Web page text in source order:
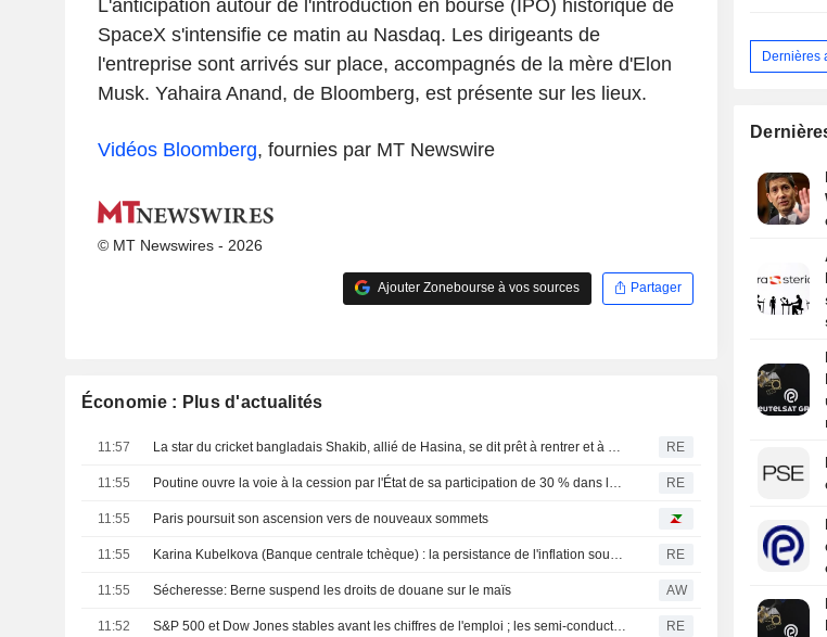
L'anticipation autour de l'introduction en bourse (IPO) historique de
SpaceX s'intensifie ce matin au Nasdaq. Les dirigeants de
l'entreprise sont arrivés sur place, accompagnés de la mère d'Elon
Musk. Yahaira Anand, de Bloomberg, est présente sur les lieux.
Vidéos Bloomberg, fournies par MT Newswire
© MT Newswires - 2026
Ajouter Zonebourse à vos sources Partager
Économie : Plus d'actualités
11:57 La star du cricket bangladais Shakib, allié de Hasina, se dit prêt à rentrer et à être jugé sous réserve de garanties de sécurité RE
11:55 Poutine ouvre la voie à la cession par l'État de sa participation de 30 % dans le plus grand aéroport de Moscou RE
11:55 Paris poursuit son ascension vers de nouveaux sommets
11:55 Karina Kubelkova (Banque centrale tchèque) : la persistance de l'inflation sous-jacente reste la préoccupation majeure RE
11:55 Sécheresse: Berne suspend les droits de douane sur le maïs AW
11:52 S&P 500 et Dow Jones stables avant les chiffres de l'emploi ; les semi-conducteurs et les logiciels progressent RE
Dernières